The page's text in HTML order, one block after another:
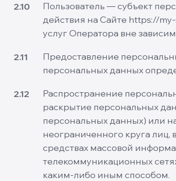
2.10
Пользователь — субъект
действия на Сайте https://
услуг Оператора вне
2.11
Предоставление
персональных данных
2.12
Распространение
раскрытие персональных
персональных данных) или
неограниченного круга
средствах массовой
телекоммуникационных
каким-либо иным способом.